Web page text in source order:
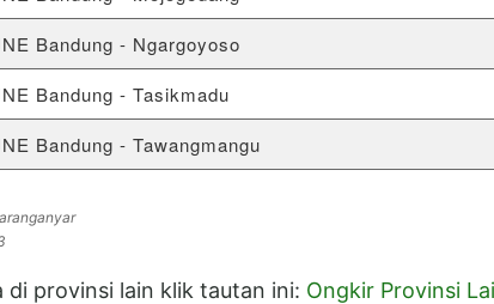
Bandung - Ngargoyoso
Bandung - Tasikmadu
Bandung - Tawangmangu
di provinsi lain klik tautan ini: Ongkir Provinsi